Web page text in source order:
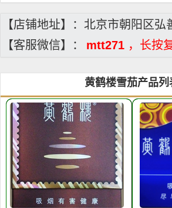
【店铺地址】：北京市朝阳区弘
【客服微信】：
mtt271 ，长按
黄鹤楼雪茄产品列